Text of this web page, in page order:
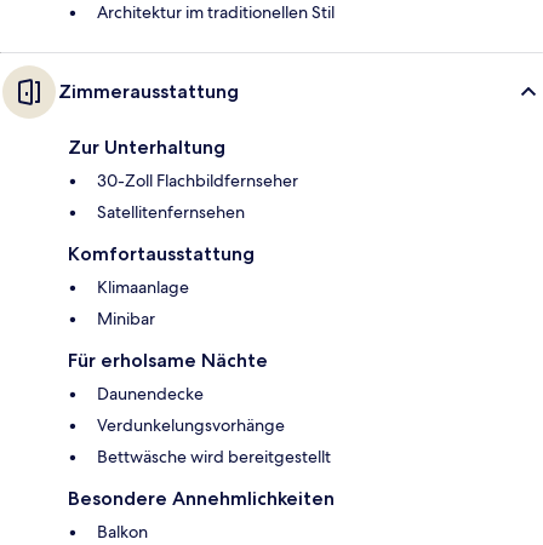
Architektur im traditionellen Stil
Zimmerausstattung
Zur Unterhaltung
30-Zoll Flachbildfernseher
Satellitenfernsehen
Komfortausstattung
Klimaanlage
Minibar
Für erholsame Nächte
Daunendecke
Verdunkelungsvorhänge
Bettwäsche wird bereitgestellt
Besondere Annehmlichkeiten
Balkon